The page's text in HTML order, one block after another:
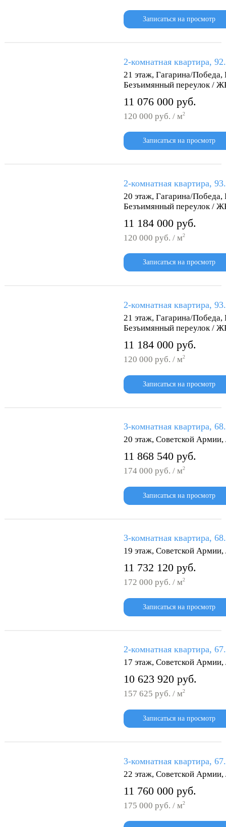
Записаться на просмотр
2-комнатная квартира,
21 этаж, Гагарина/
Безъимянный переулок /
11 076 000 руб.
120 000 руб. / м2
Записаться на просмотр
2-комнатная квартира,
20 этаж, Гагарина/
Безъимянный переулок /
11 184 000 руб.
120 000 руб. / м2
Записаться на просмотр
2-комнатная квартира,
21 этаж, Гагарина/
Безъимянный переулок /
11 184 000 руб.
120 000 руб. / м2
Записаться на просмотр
3-комнатная квартира,
20 этаж, Советской
11 868 540 руб.
174 000 руб. / м2
Записаться на просмотр
3-комнатная квартира,
19 этаж, Советской
11 732 120 руб.
172 000 руб. / м2
Записаться на просмотр
2-комнатная квартира,
17 этаж, Советской
10 623 920 руб.
157 625 руб. / м2
Записаться на просмотр
3-комнатная квартира,
22 этаж, Советской
11 760 000 руб.
175 000 руб. / м2